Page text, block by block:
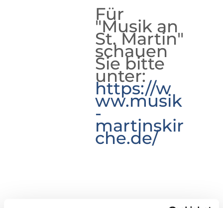
Für
"Musik an
St. Martin"
schauen
Sie bitte
unter:
https://w
ww.musik
-
martinskir
che.de/